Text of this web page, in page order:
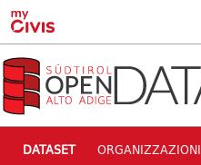
Skip to main content
DATASET ORGANIZZAZIONI